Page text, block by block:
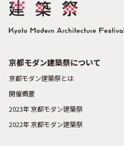
京都モダン建築祭について
京都モダン建築祭とは
開催概要
2023年 京都モダン建築祭
2022年 京都モダン建築祭